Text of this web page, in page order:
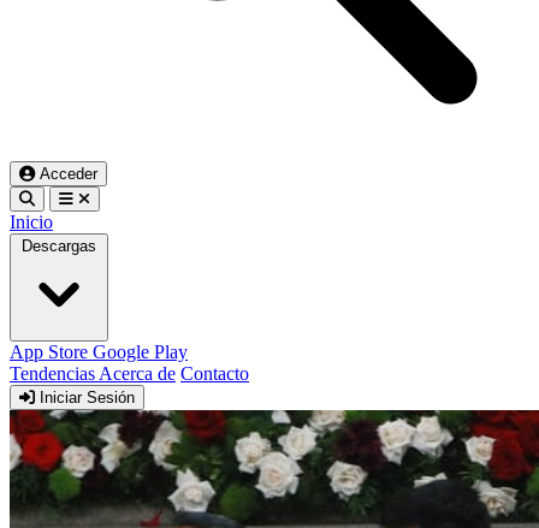
Acceder
Inicio
Descargas
App Store Google Play
Tendencias Acerca de Contacto
Iniciar Sesión